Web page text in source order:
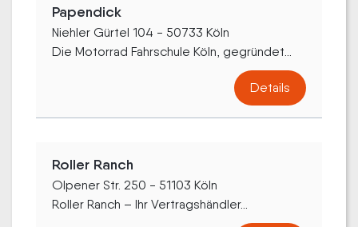
Papendick
Niehler Gürtel 104 - 50733 Köln
Die Motorrad Fahrschule Köln, gegründet...
Details
Roller Ranch
Olpener Str. 250 - 51103 Köln
Roller Ranch – Ihr Vertragshändler...